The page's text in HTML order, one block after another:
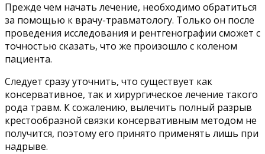
Прежде чем начать лечение, необходимо обратиться
за помощью к врачу-травматологу. Только он после
проведения исследования и рентгенографии сможет с
точностью сказать, что же произошло с коленом
пациента.
Следует сразу уточнить, что существует как
консервативное, так и хирургическое лечение такого
рода травм. К сожалению, вылечить полный разрыв
крестообразной связки консервативным методом не
получится, поэтому его принято применять лишь при
надрыве.